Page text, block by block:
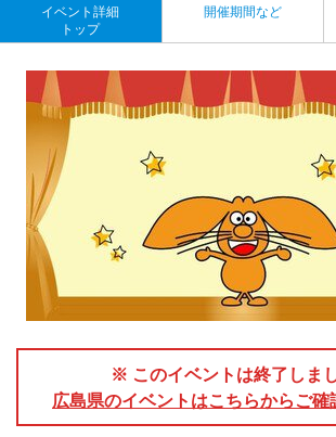
イベント詳細
トップ
開催期間など
※ このイベントは終了しまし
広島県のイベントはこちらからご確